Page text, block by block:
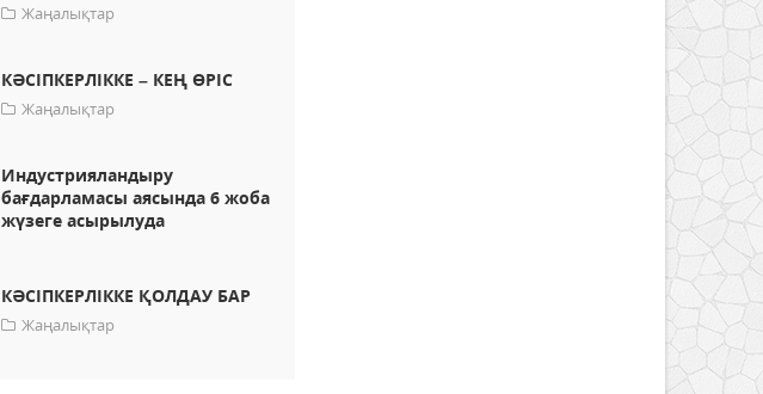
Жаңалықтар
КӘСІПКЕРЛІККЕ – КЕҢ ӨРІС
Жаңалықтар
Индустрияландыру
бағдарламасы аясында 6 жоба
жүзеге асырылуда
КӘСІПКЕРЛІККЕ ҚОЛДАУ БАР
Жаңалықтар